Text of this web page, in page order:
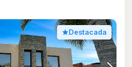
Destacada